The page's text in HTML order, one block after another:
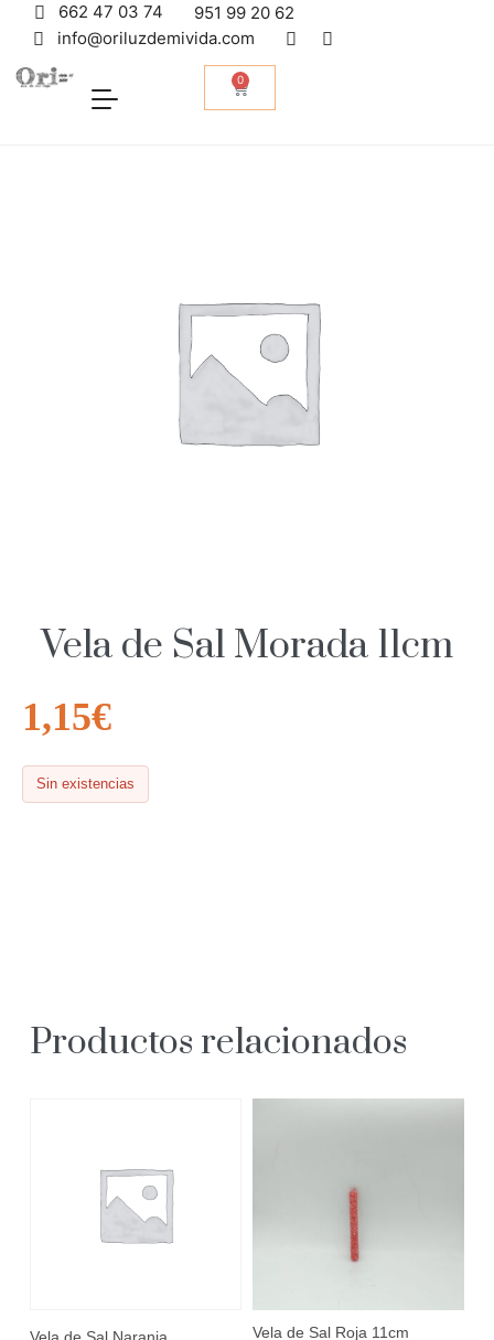
662 47 03 74
951 99 20 62
info@oriluzdemivida.com
0
Vela de Sal Morada 11cm
1,15€
Sin existencias
Productos relacionados
Vela de Sal Roja 11cm